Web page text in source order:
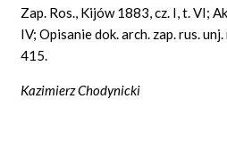
Zap. Ros., Kijów 1883, cz. I, t. VI;
IV; Opisanie dok. arch. zap. rus.
415.
Kazimierz Chodynicki